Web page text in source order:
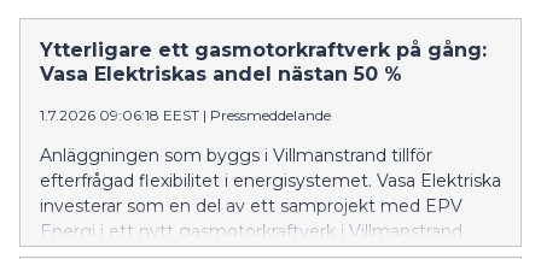
Ytterligare ett gasmotorkraftverk på gång:
Vasa Elektriskas andel nästan 50 %
1.7.2026 09:06:18 EEST | Pressmeddelande
Anläggningen som byggs i Villmanstrand tillför
efterfrågad flexibilitet i energisystemet. Vasa Elektriska
investerar som en del av ett samprojekt med EPV
Energi i ett nytt gasmotorkraftverk i Villmanstrand.